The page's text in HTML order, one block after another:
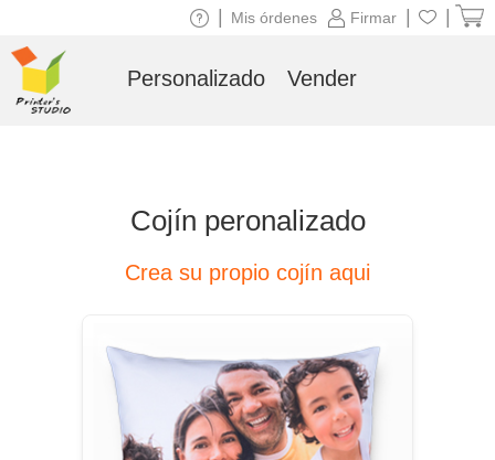
Cojín peronalizado
Crea su propio cojín aqui
Firmar
Mis órdenes
Personalizado Vender